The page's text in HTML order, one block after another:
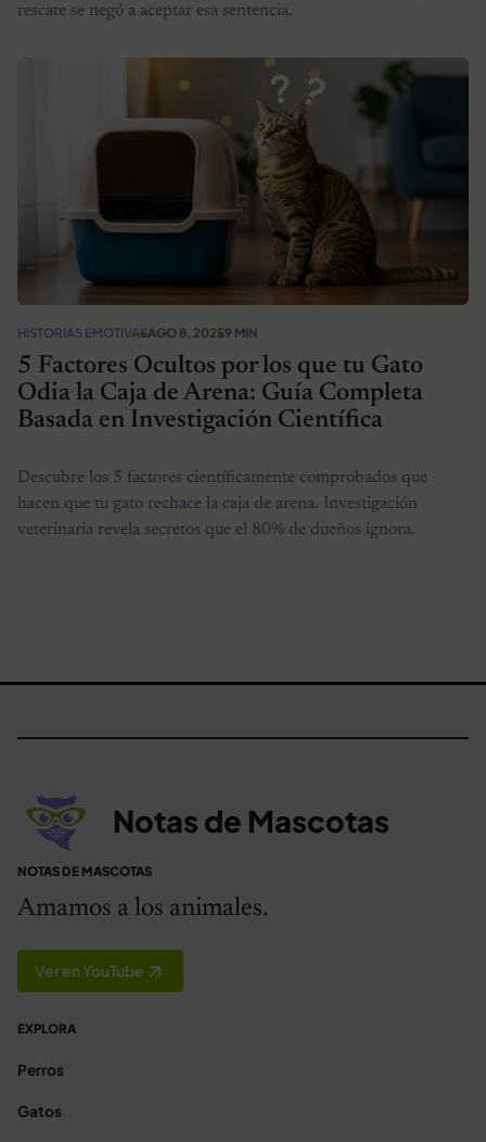
rescate se negó a aceptar esa sentencia.
HISTORIAS EMOTIVASAGO 8, 20259 MIN
5 Factores Ocultos por los que tu Gato
Odia la Caja de Arena: Guía Completa
Basada en Investigación Científica
Descubre los 5 factores científicamente comprobados que
hacen que tu gato rechace la caja de arena. Investigación
veterinaria revela secretos que el 80% de dueños ignora.
Notas de Mascotas
NOTAS DE MASCOTAS
Amamos a los animales.
Ver en YouTube
EXPLORA
Perros
Gatos